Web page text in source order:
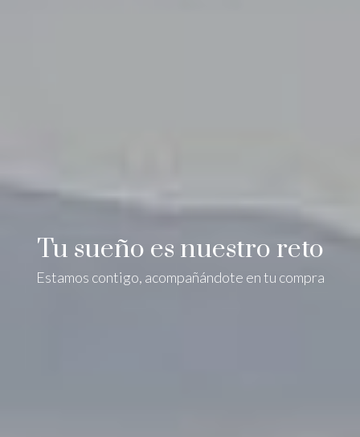
Tu sueño es nuestro reto
Estamos contigo, acompañándote en tu compra